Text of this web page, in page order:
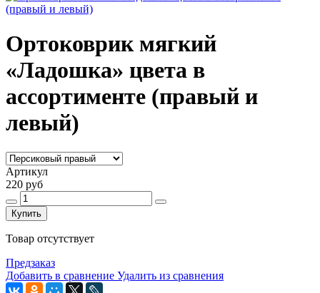
Ортоковрик мягкий
«Ладошка» цвета в
ассортименте (правый и
левый)
Артикул
220 руб
Купить
Товар отсутствует
Предзаказ
Добавить в сравнение Удалить из сравнения